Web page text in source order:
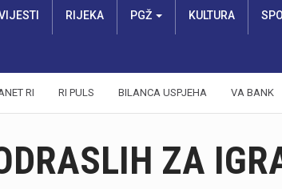
RIJEKA PGŽ KULTURA
RI RI PULS BILANCA USPJEHA VA BANK
ZA